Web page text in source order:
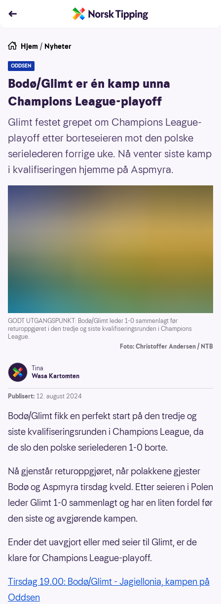
Hjem / Nyheter
ODDSEN
Bodø/Glimt er én kamp unna
Champions League-playoff
Glimt festet grepet om Champions League-
playoff etter borteseieren mot den polske
serielederen forrige uke. Nå venter siste kamp
i kvalifiseringen hjemme på Aspmyra.
GODT UTGANGSPUNKT: Bodø/Glimt leder 1-0 sammenlagt før
returoppgjøret i den tredje og siste kvalifiseringsrunden i Champions
League.
Foto: Christoffer Andersen / NTB
Tina
Wasa Kartomten
Publisert: 12. august 2024
Bodø/Glimt fikk en perfekt start på den tredje og
siste kvalifiseringsrunden i Champions League, da
de slo den polske serielederen 1-0 borte.
Nå gjenstår returoppgjøret, når polakkene gjester
Bodø og Aspmyra tirsdag kveld. Etter seieren i Polen
leder Glimt 1-0 sammenlagt og har en liten fordel før
den siste og avgjørende kampen.
Ender det uavgjort eller med seier til Glimt, er de
klare for Champions League-playoff.
Tirsdag 19.00: Bodø/Glimt - Jagiellonia, kampen på
Oddsen